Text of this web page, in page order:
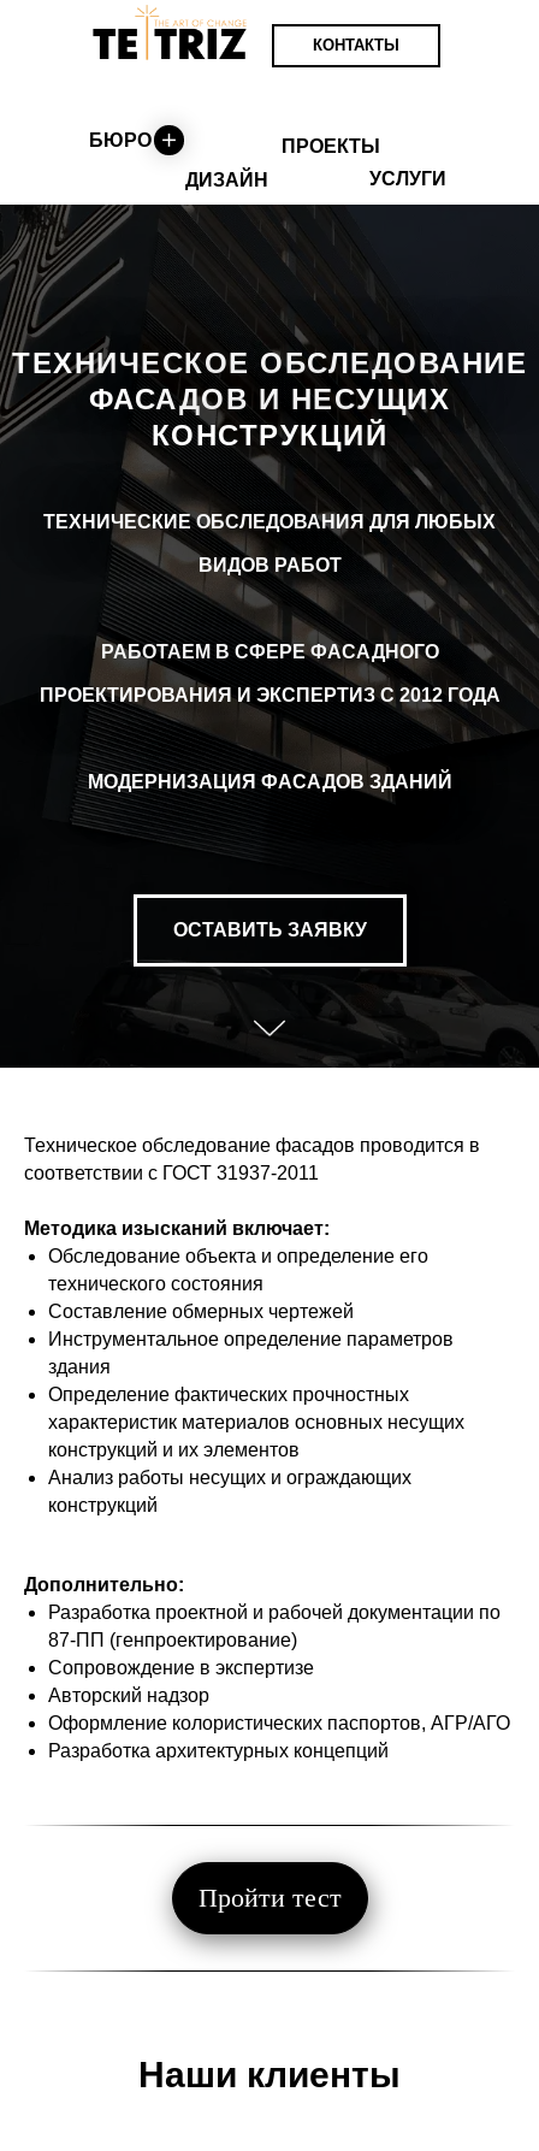
ПРОЕКТЫ
ДИЗАЙН
КОНТАКТЫ
УСЛУГИ
БЮРО
ТЕХНИЧЕСКОЕ ОБСЛЕДОВАНИЕ
ФАСАДОВ И НЕСУЩИХ
КОНСТРУКЦИЙ
ТЕХНИЧЕСКИЕ ОБСЛЕДОВАНИЯ ДЛЯ ЛЮБЫХ
ВИДОВ РАБОТ
РАБОТАЕМ В СФЕРЕ ФАСАДНОГО
ПРОЕКТИРОВАНИЯ И ЭКСПЕРТИЗ С 2012 ГОДА
МОДЕРНИЗАЦИЯ ФАСАДОВ ЗДАНИЙ
ОСТАВИТЬ ЗАЯВКУ
Техническое обследование фасадов проводится в
соответствии с ГОСТ 31937-2011
Методика изысканий включает:
Обследование объекта и определение его
технического состояния
Составление обмерных чертежей
Инструментальное определение параметров
здания
Определение фактических прочностных
характеристик материалов основных несущих
конструкций и их элементов
Анализ работы несущих и ограждающих
конструкций
Дополнительно:
Разработка проектной и рабочей документации по
87-ПП (генпроектирование)
Сопровождение в экспертизе
Авторский надзор
Оформление колористических паспортов, АГР/АГО
Разработка архитектурных концепций
Пройти тест
Наши клиенты